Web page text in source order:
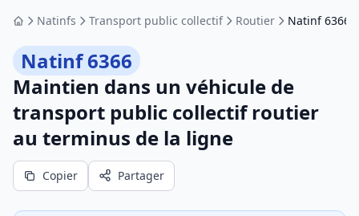
AccueilNatinfs Transport public collectif Routier Natinf 6366
Natinf 6366
Maintien dans un véhicule de
transport public collectif routier
au terminus de la ligne
Copier Partager